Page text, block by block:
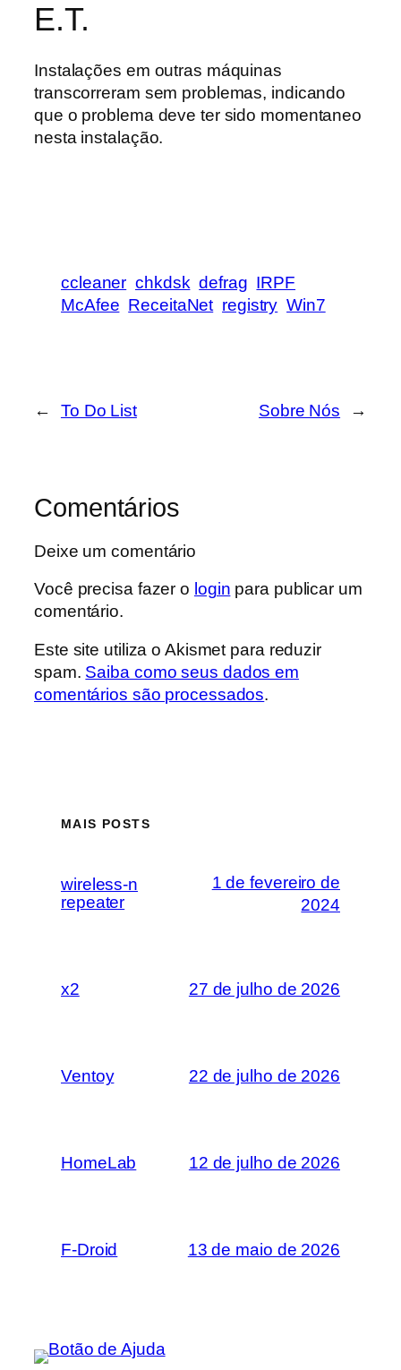
E.T.
Instalações em outras máquinas
transcorreram sem problemas, indicando
que o problema deve ter sido momentaneo
nesta instalação.
ccleaner chkdsk defrag IRPF
McAfee ReceitaNet registry Win7
← To Do List Sobre Nós →
Comentários
Deixe um comentário
Você precisa fazer o login para publicar um
comentário.
Este site utiliza o Akismet para reduzir
spam. Saiba como seus dados em
comentários são processados.
MAIS POSTS
wireless-n
repeater
1 de fevereiro de
2024
x2 27 de julho de 2026
Ventoy 22 de julho de 2026
HomeLab 12 de julho de 2026
F-Droid 13 de maio de 2026